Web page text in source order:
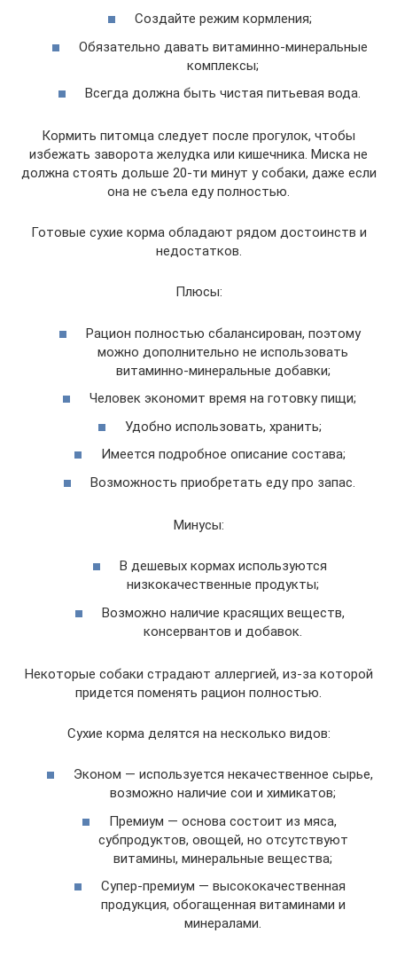
Создайте режим кормления;
Обязательно давать витаминно-минеральные
комплексы;
Всегда должна быть чистая питьевая вода.
Кормить питомца следует после прогулок, чтобы
избежать заворота желудка или кишечника. Миска не
должна стоять дольше 20-ти минут у собаки, даже если
она не съела еду полностью.
Готовые сухие корма обладают рядом достоинств и
недостатков.
Плюсы:
Рацион полностью сбалансирован, поэтому
можно дополнительно не использовать
витаминно-минеральные добавки;
Человек экономит время на готовку пищи;
Удобно использовать, хранить;
Имеется подробное описание состава;
Возможность приобретать еду про запас.
Минусы:
В дешевых кормах используются
низкокачественные продукты;
Возможно наличие красящих веществ,
консервантов и добавок.
Некоторые собаки страдают аллергией, из-за которой
придется поменять рацион полностью.
Сухие корма делятся на несколько видов:
Эконом — используется некачественное сырье,
возможно наличие сои и химикатов;
Премиум — основа состоит из мяса,
субпродуктов, овощей, но отсутствуют
витамины, минеральные вещества;
Супер-премиум — высококачественная
продукция, обогащенная витаминами и
минералами.